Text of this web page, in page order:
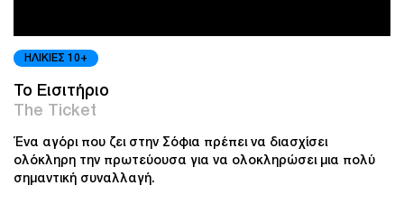
ΗΛΙΚΙΕΣ 10+
To Εισιτήριο
The Ticket
Ένα αγόρι που ζει στην Σόφια πρέπει να διασχίσει
ολόκληρη την πρωτεύουσα για να ολοκληρώσει μια πολύ
σημαντική συναλλαγή.